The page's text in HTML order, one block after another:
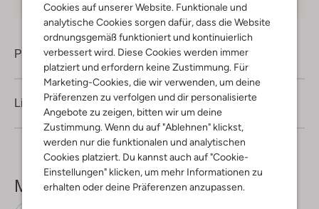
Cookies auf unserer Website. Funktionale und
analytische Cookies sorgen dafür, dass die Website
ordnungsgemäß funktioniert und kontinuierlich
verbessert wird. Diese Cookies werden immer
platziert und erfordern keine Zustimmung. Für
Marketing-Cookies, die wir verwenden, um deine
Präferenzen zu verfolgen und dir personalisierte
Angebote zu zeigen, bitten wir um deine
Zustimmung. Wenn du auf "Ablehnen" klickst,
werden nur die funktionalen und analytischen
Cookies platziert. Du kannst auch auf "Cookie-
Einstellungen" klicken, um mehr Informationen zu
erhalten oder deine Präferenzen anzupassen.
Produktinformation
Lieferung & Rückgabe
Mehr sehen